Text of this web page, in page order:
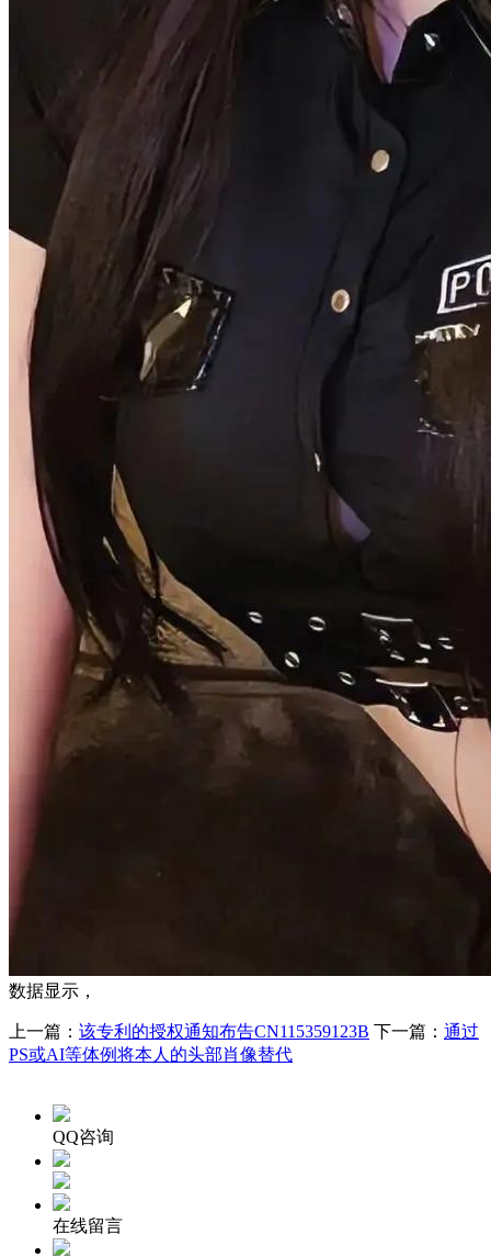
数据显示，
上一篇： 该专利的授权通知布告CN115359123B 下一篇： 通过
PS或AI等体例将本人的头部肖像替代
QQ咨询
在线留言